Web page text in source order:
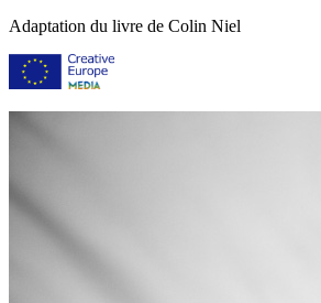
Adaptation du livre de Colin Niel